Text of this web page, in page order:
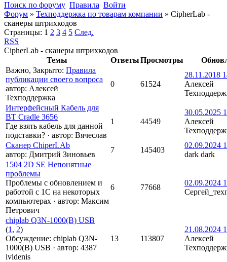
Поиск по форуму Правила Войти
Форум » Техподдержка по товарам компании » CipherLab -
сканеры штрихкодов
Страницы: 1 2 3 4 5 След.
RSS
CipherLab - сканеры штрихкодов
Темы
ОтветыПросмотры
Важно, Закрыто: Правила
публикации своего вопроса
автор: Алексей
Техподдержка
0 61524
28.11.2018
Алексей
Интерфейсный Кабель для
BT Cradle 3656
Где взять кабель для данной
подставки? · автор: Вячеслав
1 44549
30.05.2025
Алексей
Сканер ChiperLAb
автор: Дмитрий Зиновьев
7 145403
02.09.2024
dark dark
1504 2D SE Непонятные
проблемы
Проблемы с обновлением и
работой с 1С на некоторых
компьютерах · автор: Максим
Петрович
6 77668
02.09.2024
chiplab Q3N-1000(B) USB
(1 , 2)
Обсуждение: chiplab Q3N-
1000(B) USB · автор: 4387
ivldenis
13 113807
21.08.2024
Алексей